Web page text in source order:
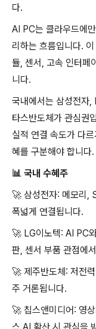
다.
AI PC는 클라우드에
리하는 흐름입니다.
듈, 센서, 고속 인터페
니다.
국내에서는 삼성전자,
타스반도체가 관심권
실적 연결 속도가 다
혜를 구분해야 합니다.
📊 국내 수혜주
🚀 삼성전자: 메모리,
폭넓게 연결됩니다.
🚀 LG이노텍: AI PC
판, 센서 부품 관점에
🚀 제주반도체: 저전
주 거론됩니다.
🚀 칩스앤미디어: 영
스 AI 확산 시 관심을